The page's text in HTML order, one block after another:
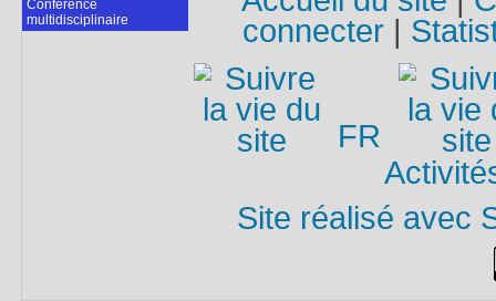
Conférence
multidisciplinaire
connecter|
FR
Site réalisé avec